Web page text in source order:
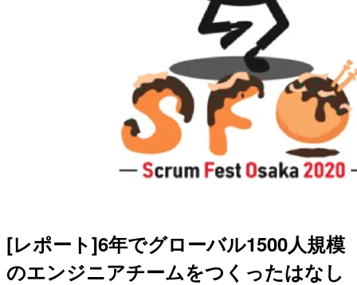
[レポート]6年でグローバル1500人規模
のエンジニアチームをつくったはなし